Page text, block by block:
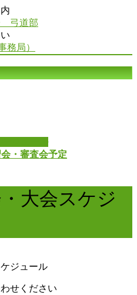
弓道部
務局）
・審査会予定
大会スケジ
ジュール
せください